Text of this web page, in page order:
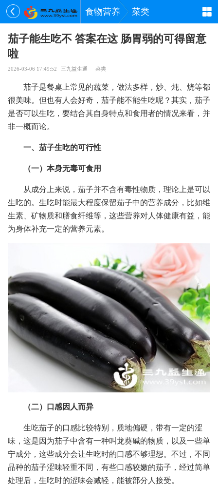
食物营养 菜类
茄子能生吃不 答案在这 肠胃弱的可得留意
啦
2026-03-06 17:49:52 三九益生通 菜类
茄子是餐桌上常见的蔬菜，做法多样，炒、炖、烧等都
很美味。但也有人会好奇，茄子能不能生吃呢？其实，茄子
是否可以生吃，要结合其自身特点和食用者的情况来看，并
非一概而论。
一、茄子生吃的可行性
（一）本身无毒可食用
从成分上来说，茄子并不含有毒性物质，理论上是可以
生吃的。生吃时能最大程度保留茄子中的营养成分，比如维
生素、矿物质和膳食纤维等，这些营养对人体健康有益，能
为身体补充一定的营养元素。
（二）口感因人而异
生吃茄子的口感比较特别，质地偏硬，带有一定的涩
味，这是因为茄子中含有一种叫龙葵碱的物质，以及一些单
宁成分，这些成分会让生吃时的口感不够理想。不过，不同
品种的茄子涩味轻重不同，有些口感较嫩的茄子，经过简单
处理后，生吃时的涩味会减轻，能被部分人接受。